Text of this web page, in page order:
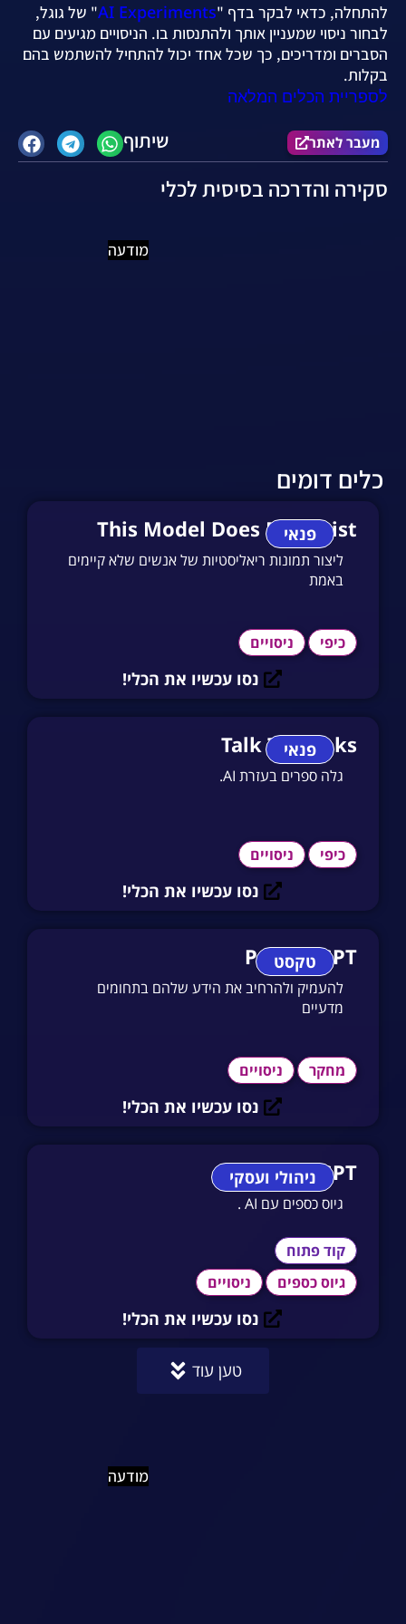
להתחלה, כדאי לבקר בדף "AI Experiments" של גוגל,
לבחור ניסוי שמעניין אותך ולהתנסות בו. הניסויים מגיעים עם
הסברים ומדריכים, כך שכל אחד יכול להתחיל להשתמש בהם
בקלות.
לספריית הכלים המלאה
מעבר לאתר שיתוף
סקירה והדרכה בסיסית לכלי
מודעה
כלים דומים
פנאי
This Model Does Not Exist
ליצור תמונות ריאליסטיות של אנשים שלא קיימים
באמת
כיפי ניסויים
נסו עכשיו את הכלי!
פנאי
Talk To Books
גלה ספרים בעזרת AI.
כיפי ניסויים
נסו עכשיו את הכלי!
טקסט
Papers GPT
להעמיק ולהרחיב את הידע שלהם בתחומים
מדעיים
מחקר ניסויים
נסו עכשיו את הכלי!
ניהולי ועסקי
Auto GPT
גיוס כספים עם AI .
קוד פתוח
גיוס כספים
ניסויים
נסו עכשיו את הכלי!
טען עוד
מודעה